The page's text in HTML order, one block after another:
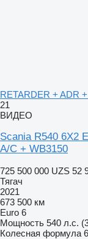
RETARDER + ADR
21
ВИДЕО
Scania R540 6X2
A/C + WB3150
725 500 000 UZS 52
Тягач
2021
673 500 км
Euro 6
Мощность 540 л.с.
Колесная формула